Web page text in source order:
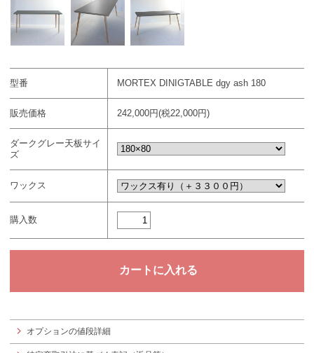
型番 MORTEX DINIGTABLE dgy ash 180
販売価格 242,000円(税22,000円)
ダークグレー天板サイ
ズ
ワックス
購入数
オプションの値段詳細